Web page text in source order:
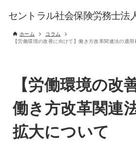
セントラル社会保険労務士法
ホーム
コラム
【労働環境の改善に向けて】働き方改革関連法の適
【労働環境の改
働き方改革関連
拡大について